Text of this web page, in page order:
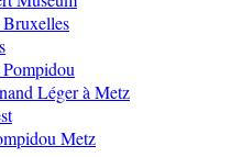
Léger à Metz
Metz